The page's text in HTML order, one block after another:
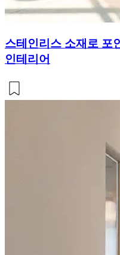
스테인리스 소재로 포
인테리어